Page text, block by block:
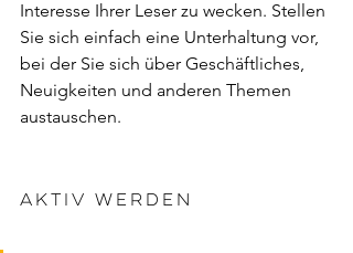
Interesse Ihrer Leser zu wecken. Stellen
Sie sich einfach eine Unterhaltung vor,
bei der Sie sich über Geschäftliches,
Neuigkeiten und anderen Themen
austauschen.
Aktiv werden